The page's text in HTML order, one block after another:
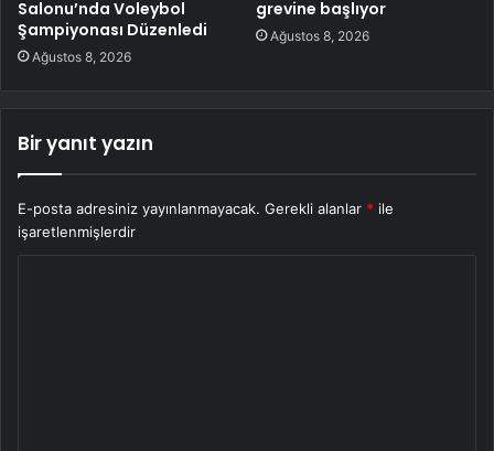
Salonu’nda Voleybol
Şampiyonası Düzenledi
Ağustos 8, 2026
grevine başlıyor
Ağustos 8, 2026
Bir yanıt yazın
E-posta adresiniz yayınlanmayacak. Gerekli alanlar * ile
işaretlenmişlerdir